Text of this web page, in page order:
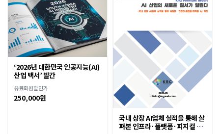
‘2026년 대한민국 인공지능(AI)
산업 백서’ 발간
유료회원할인가
250,000원
국내 상장 AI업체 실적을 통해 살
펴본 인프라·플랫폼·피지컬 AI